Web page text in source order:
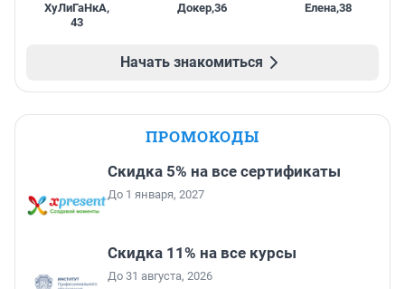
ХуЛиГаНкА,
43
Докер,36 Елена,38
Начать знакомиться
ПРОМОКОДЫ
Скидка 5% на все сертификаты
До 1 января, 2027
Скидка 11% на все курсы
До 31 августа, 2026